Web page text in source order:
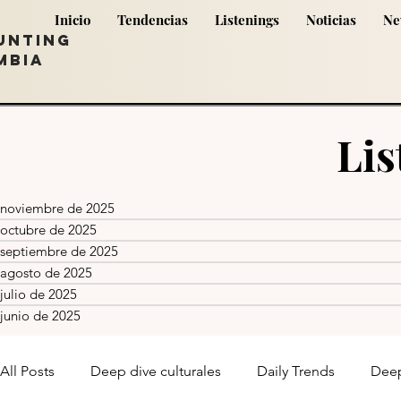
Inicio Tendencias Listenings Noticias
noviembre de 2025
octubre de 2025
septiembre de 2025
agosto de 2025
julio de 2025
junio de 2025
All Posts Deep dive culturales Daily Trends